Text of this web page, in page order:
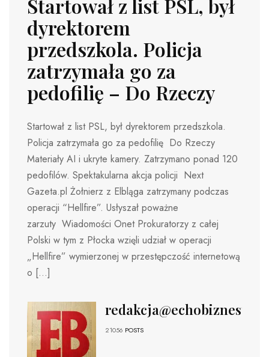
Startował z list PSL, był
dyrektorem
przedszkola. Policja
zatrzymała go za
pedofilię – Do Rzeczy
Startował z list PSL, był dyrektorem przedszkola.
Policja zatrzymała go za pedofilię Do Rzeczy
Materiały AI i ukryte kamery. Zatrzymano ponad 120
pedofilów. Spektakularna akcja policji Next
Gazeta.pl Żołnierz z Elbląga zatrzymany podczas
operacji “Hellfire”. Usłyszał poważne
zarzuty Wiadomości Onet Prokuratorzy z całej
Polski w tym z Płocka wzięli udział w operacji
„Hellfire” wymierzonej w przestępczość internetową
o […]
redakcja@echobiznesu.pl
21056 POSTS